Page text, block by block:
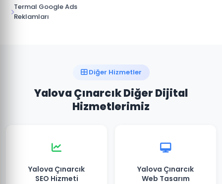
Termal Google Ads
Reklamları
Diğer Hizmetler
Yalova Çınarcık Diğer Dijital
Hizmetlerimiz
Yalova Çınarcık
SEO Hizmeti
Yalova Çınarcık
Web Tasarım